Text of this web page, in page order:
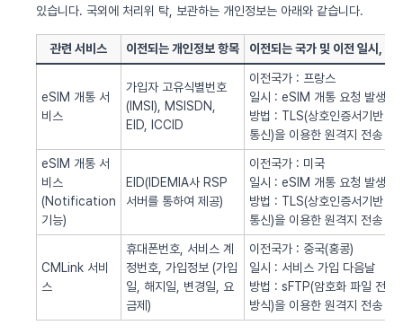
있습니다. 국외에 처리위 탁, 보관하는 개인정보는 아래와 같습니다.
관련 서비스 이전되는 개인정보 항목 이전되는 국가 및 이전 일시, 방
eSIM 개통 서
비스
가입자 고유식별번호
(IMSI), MSISDN,
EID, ICCID
이전국가 : 프랑스
일시 : eSIM 개통 요청 발생시
방법 : TLS(상호인증서기반
통신)을 이용한 원격지 전송
eSIM 개통 서
비스
(Notification
기능)
EID(IDEMIA사 RSP
서버를 통하여 제공)
이전국가 : 미국
일시 : eSIM 개통 요청 발생시
방법 : TLS(상호인증서기반
통신)을 이용한 원격지 전송
CMLink 서비
스
휴대폰번호, 서비스 계
정번호, 가입정보 (가입
일, 해지일, 변경일, 요
금제)
이전국가 : 중국(홍콩)
일시 : 서비스 가입 다음날
방법 : sFTP(암호화 파일 전송
방식)을 이용한 원격지 전송